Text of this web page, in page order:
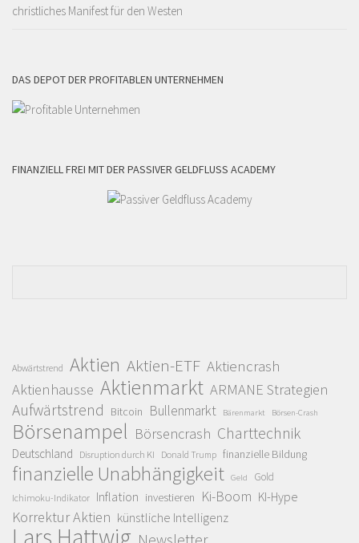
christliches Manifest für den Westen
DAS DEPOT DER PROFITABLEN UNTERNEHMEN
FINANZIELL FREI MIT DER PASSIVER GELDFLUSS ACADEMY
Abwärtstrend Aktien Aktien-ETF Aktiencrash
Aktienhausse Aktienmarkt ARMANE Strategien
Aufwärtstrend Bitcoin Bullenmarkt Bärenmarkt Börsen-Crash
Börsenampel Börsencrash Charttechnik
Deutschland Disruption durch KI Donald Trump finanzielle Bildung
finanzielle Unabhängigkeit Geld Gold
Ichimoku-Indikator Inflation investieren Ki-Boom KI-Hype
Korrektur Aktien künstliche Intelligenz